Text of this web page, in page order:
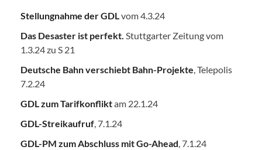
Stellungnahme der GDLvom 4.3.24
Das Desaster ist perfekt. Stuttgarter Zeitung vom
1.3.24 zu S 21
Deutsche Bahn verschiebt Bahn-Projekte, Telepolis
7.2.24
GDL zum Tarifkonfliktam 22.1.24
GDL-Streikaufruf, 7.1.24
GDL-PM zum Abschluss mit Go-Ahead, 7.1.24